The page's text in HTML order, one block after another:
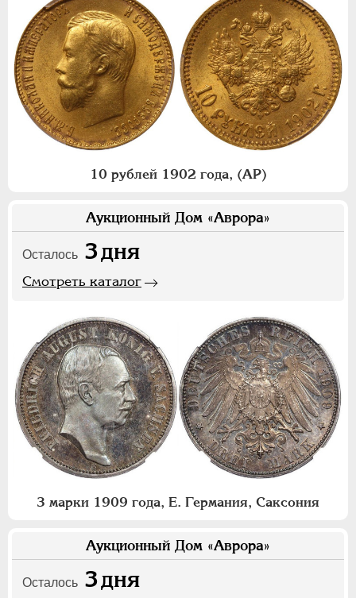
10 рублей 1902 года, (АР)
Аукционный Дом «Аврора»
Осталось 3дня
Смотреть каталог
3 марки 1909 года, Е. Германия, Саксония
Аукционный Дом «Аврора»
Осталось 3дня